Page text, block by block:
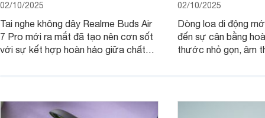
02/10/2025
Tai nghe không dây Realme Buds Air
7 Pro mới ra mắt đã tạo nên cơn sốt
với sự kết hợp hoàn hảo giữa chất
02/10/2025
Dòng loa di động
đến sự cân bằng
thước nhỏ gọn, âm